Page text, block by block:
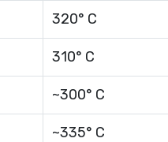
320° C
310° C
~300° C
~335° C